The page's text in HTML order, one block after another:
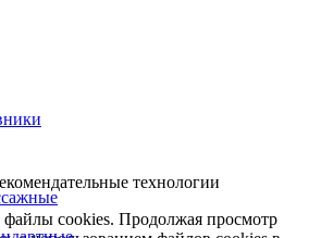
технологии
файлы cookies. Продолжая просмотр